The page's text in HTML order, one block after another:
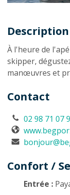
Description
Description
À l'heure de
skipper,
manœuvres et
Contact
02 98 71 07
Confort /
Entrée :